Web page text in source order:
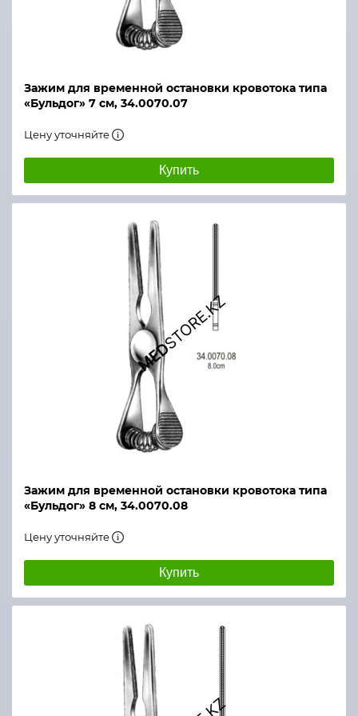
Зажим для временной остановки кровотока типа
«Бульдог» 7 см, 34.0070.07
Цену уточняйте
Купить
Зажим для временной остановки кровотока типа
«Бульдог» 8 см, 34.0070.08
Цену уточняйте
Купить